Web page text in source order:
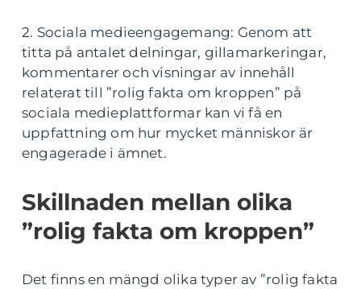
2. Sociala medieengagemang: Genom att
titta på antalet delningar, gillamarkeringar,
kommentarer och visningar av innehåll
relaterat till ”rolig fakta om kroppen” på
sociala medieplattformar kan vi få en
uppfattning om hur mycket människor är
engagerade i ämnet.
Skillnaden mellan olika
”rolig fakta om kroppen”
Det finns en mängd olika typer av ”rolig fakta